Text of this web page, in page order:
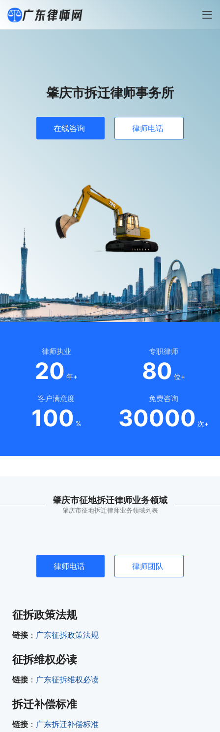
肇庆市拆迁律师事务所
在线咨询 律师电话
律师执业
20 年+
专职律师
80 位+
客户满意度
100 %
免费咨询
30000 次+
肇庆市征地拆迁律师业务领域
肇庆市征地拆迁律师业务领域列表
律师电话 律师团队
征拆政策法规
链接： 广东征拆政策法规
征拆维权必读
链接： 广东征拆维权必读
拆迁补偿标准
链接： 广东拆迁补偿标准